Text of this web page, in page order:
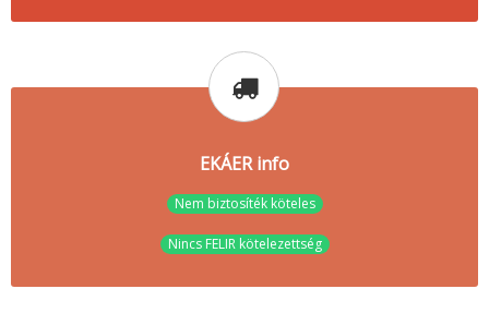
EKÁER info
Nem biztosíték köteles
Nincs FELIR kötelezettség